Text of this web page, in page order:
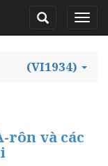
(VI1934)
rôn và các